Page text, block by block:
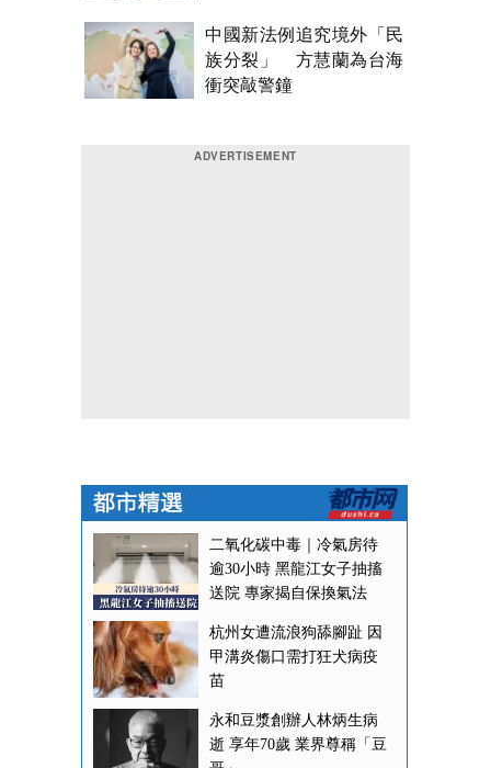
中國新法例追究境外「民
族分裂」 方慧蘭為台海
衝突敲警鐘